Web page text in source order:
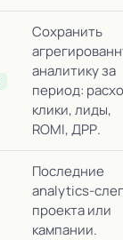
Сохранить
аналитику за
период:
клики, лиды,
ROMI, ДРР.
Последние
analytics-
проекта или
кампании.